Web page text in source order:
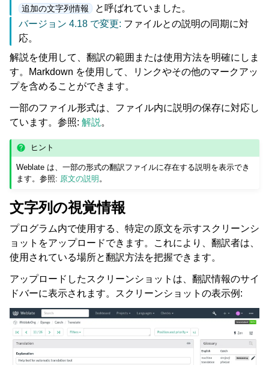
追加の文字列情報 と呼ばれていました。
バージョン 4.18 で変更: ファイルとの説明の同期に対
応。
解説を使用して、翻訳の範囲または使用方法を明確にしま
す。Markdown を使用して、リンクやその他のマークアッ
プを含めることができます。
一部のファイル形式は、ファイル内に説明の保存に対応し
ています。参照: 解説 。
ヒント
Weblate は、一部の形式の翻訳ファイルに存在する説明を表示でき
ます。参照: 原文の説明 。
文字列の視覚情報
プログラム内で使用する、特定の原文を示すスクリーンシ
ョットをアップロードできます。これにより、翻訳者は、
使用されている場所と翻訳方法を把握できます。
アップロードしたスクリーンショットは、翻訳情報のサイ
ドバーに表示されます。スクリーンショットの表示例: